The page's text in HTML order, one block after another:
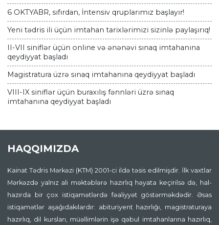
6 OKTYABR, sıfırdan, İntensiv qruplarımız başlayır!
Yeni tədris ili üçün imtahan tarixlərimizi sizinlə paylaşırıq!
II-VII siniflər üçün online və ənənəvi sınaq imtahanına
qeydiyyat başladı
Magistratura üzrə sınaq imtahanına qeydiyyat başladı
VIII-IX siniflər üçün buraxılış fənnləri üzrə sınaq
imtahanına qeydiyyat başladı
HAQQIMIZDA
Kainat Tədris Mərkəzi (KTM) 2001-ci ildə təsis edilmişdir. İlk vaxtlar
Mərkəzdə yalnız ali məktəblərə hazırlıq həyata keçirilsə də, hal-
hazırda bir çox istiqamətlərdə fəaliyyət göstərməkdədir. Əsas
istiqamətlər aşağıdakılardır: abituriyent hazırlığı, magistraturaya
hazırlıq, dil kursları, müəllimlərin işə qəbul imtahanlarına hazırlıq,